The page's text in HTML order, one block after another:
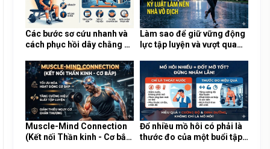
Các bước sơ cứu nhanh và
cách phục hồi dây chằng an
phòng Gym
Làm sao để giữ vững động
lực tập luyện và vượt qua
ngày mưa lạnh?
Muscle-Mind Connection
(Kết nối Thần kinh - Cơ bắp)
Đổ nhiều mồ hôi có phải là
thước đo của một buổi tập